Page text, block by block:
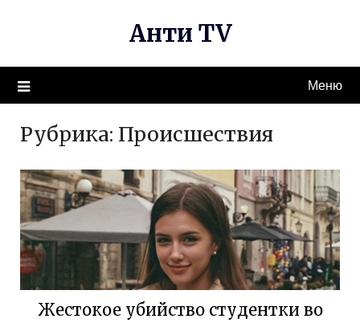
Анти TV
Меню
Рубрика: Происшествия
Жестокое убийство студентки во